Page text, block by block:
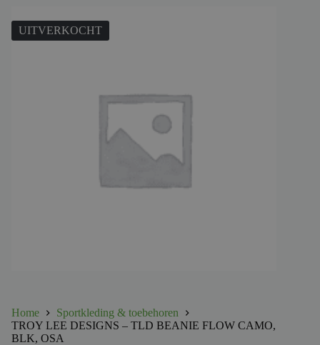
UITVERKOCHT
Home
Sportkleding & toebehoren
TROY LEE DESIGNS – TLD BEANIE FLOW CAMO,
BLK, OSA